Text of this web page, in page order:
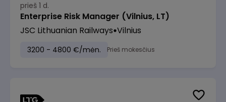
prieš 1 d.
Enterprise Risk Manager (Vilnius, LT)
JSC Lithuanian Railways Vilnius
3200 - 4800 €/mėn. Prieš mokesčius